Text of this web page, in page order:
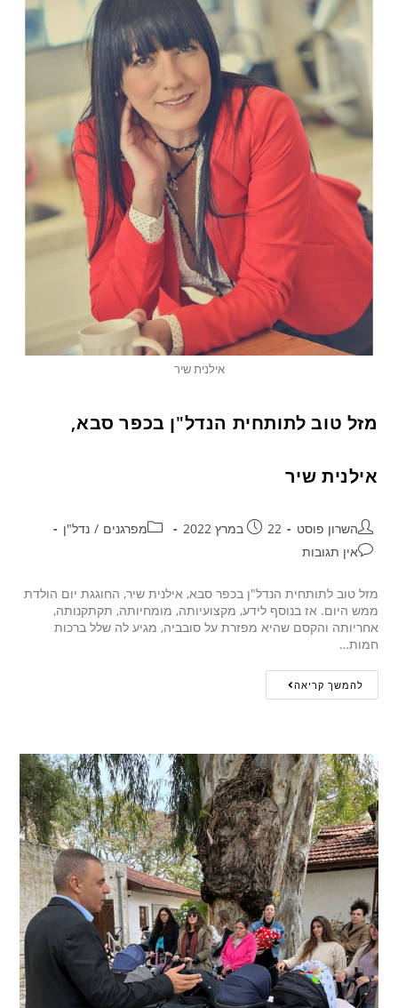
אילנית שיר
מזל טוב לתותחית הנדל"ן בכפר סבא,
אילנית שיר
השרון פוסט 22 במרץ 2022 מפרגנים / נדל"ן
אין תגובות
מזל טוב לתותחית הנדל"ן בכפר סבא, אילנית שיר, החוגגת יום הולדת
ממש היום. אז בנוסף לידע, מקצועיותה, מומחיותה, תקתקנותה,
אחריותה והקסם שהיא מפזרת על סובביה, מגיע לה שלל ברכות
חמות…
להמשך קריאה